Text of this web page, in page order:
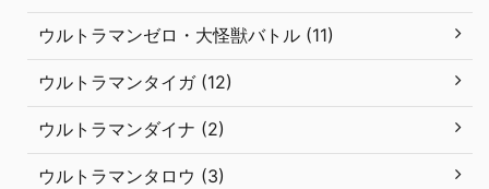
ウルトラマンゼロ・大怪獣バトル (11)
ウルトラマンタイガ (12)
ウルトラマンダイナ (2)
ウルトラマンタロウ (3)